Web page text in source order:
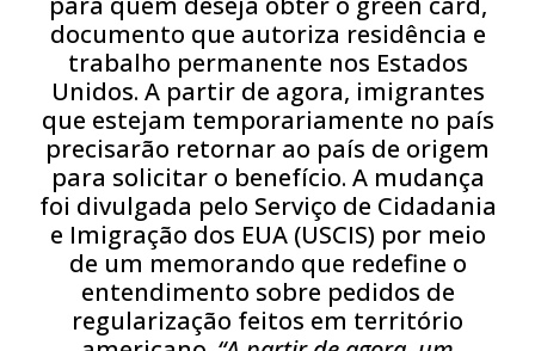
documento que autoriza residência e
trabalho permanente nos Estados
Unidos. A partir de agora, imigrantes
que estejam temporariamente no país
precisarão retornar ao país de origem
para solicitar o benefício. A mudança
foi divulgada pelo Serviço de Cidadania
e Imigração dos EUA (USCIS) por meio
de um memorando que redefine o
entendimento sobre pedidos de
regularização feitos em território